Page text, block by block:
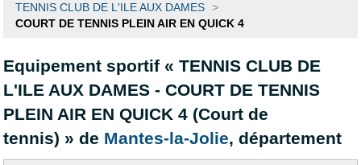
Toutes les régions
Contact
Recherche avancée
TENNIS CLUB DE L'ILE AUX DAMES >
COURT DE TENNIS PLEIN AIR EN QUICK 4
Equipement sportif « TENNIS CLUB DE
L'ILE AUX DAMES - COURT DE TENNIS
PLEIN AIR EN QUICK 4 (Court de
tennis) » de Mantes-la-Jolie, département